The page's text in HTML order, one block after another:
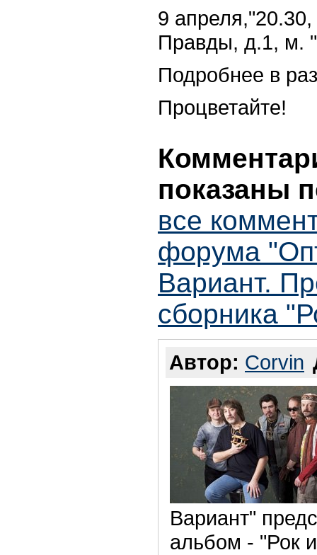
9
Правды, д.1, м.
Подробнее в
Процветайте!
показаны
все
форума
Вариант.
сборника
Автор: Corvin
Вариант"
альбом - "Рок